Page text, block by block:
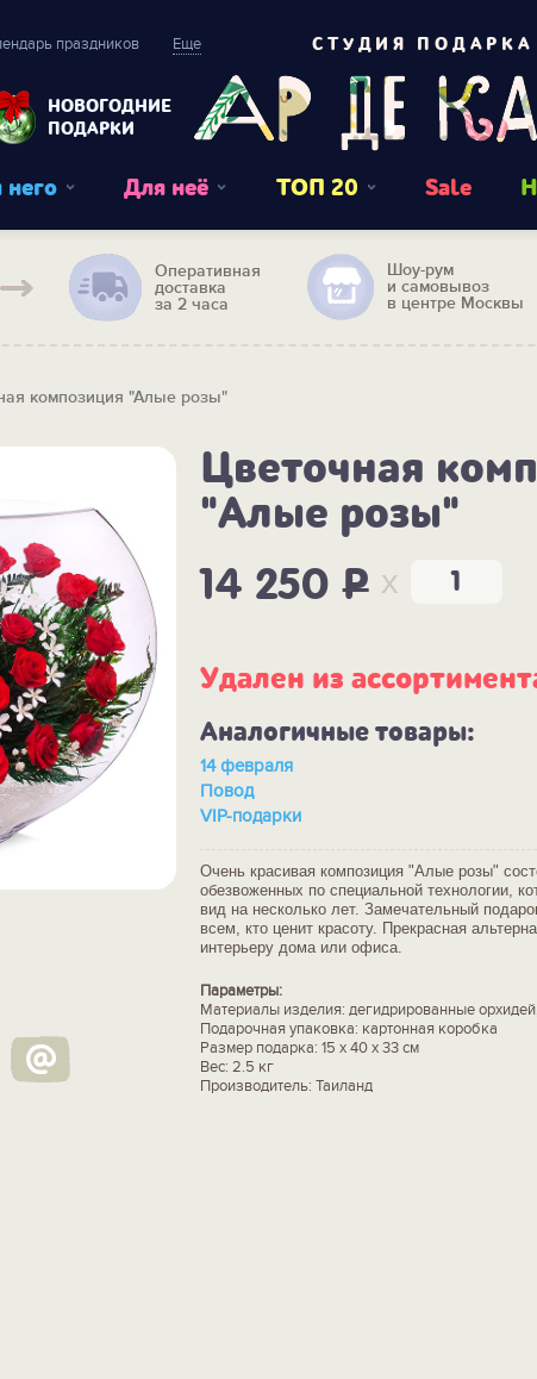
праздников Еще
НОВОГОДНИЕ
ПОДАРКИ
СТУДИЯ ПОДАРКА
него Для неё ТОП 20 Sale
Оперативная
доставка
за 2 часа
Шоу-рум
и самовывоз
в центре Москвы
композиция "Алые розы"
Цветочная
"Алые розы"
14 250P x
Удален из
Аналогичные товары:
14 февраля
Повод
VIP-подарки
Очень красивая композиция "Алые розы"
обезвоженных по специальной технологии,
вид на несколько лет. Замечательный
всем, кто ценит красоту. Прекрасная
интерьеру дома или офиса.
Параметры:
Материалы изделия: дегидрированные
Подарочная упаковка: картонная коробка
Размер подарка: 15 x 40 x 33 см
Вес: 2.5 кг
Производитель: Таиланд